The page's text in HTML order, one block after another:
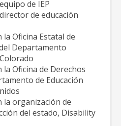
de IEP
de educación
la Oficina Estatal de
Departamento
la Oficina de Derechos
de Educación
la organización de
del estado, Disability